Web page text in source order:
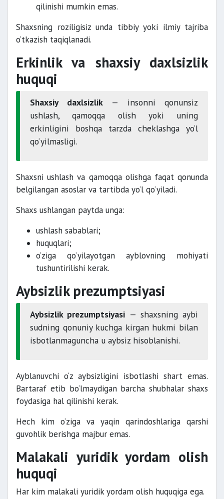
qilinishi mumkin emas.
Shaxsning roziligisiz unda tibbiy yoki ilmiy tajriba
o‘tkazish taqiqlanadi.
Erkinlik va shaxsiy daxlsizlik
huquqi
Shaxsiy daxlsizlik— insonni qonunsiz
ushlash, qamoqqa olish yoki uning
erkinligini boshqa tarzda cheklashga yo‘l
qo‘yilmasligi.
Shaxsni ushlash va qamoqqa olishga faqat qonunda
belgilangan asoslar va tartibda yo‘l qo‘yiladi.
Shaxs ushlangan paytda unga:
ushlash sabablari;
huquqlari;
o‘ziga qo‘yilayotgan ayblovning mohiyati
tushuntirilishi kerak.
Aybsizlik prezumptsiyasi
Aybsizlik prezumptsiyasi — shaxsning aybi
sudning qonuniy kuchga kirgan hukmi bilan
isbotlanmaguncha u aybsiz hisoblanishi.
Ayblanuvchi o‘z aybsizligini isbotlashi shart emas.
Bartaraf etib bo‘lmaydigan barcha shubhalar shaxs
foydasiga hal qilinishi kerak.
Hech kim o‘ziga va yaqin qarindoshlariga qarshi
guvohlik berishga majbur emas.
Malakali yuridik yordam olish
huquqi
Har kim malakali yuridik yordam olish huquqiga ega.